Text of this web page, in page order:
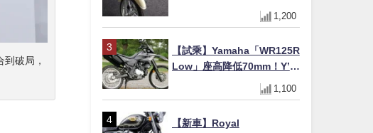
破局，
110【Webike愛車精選】
1,200
【試乘】Yamaha「WR125R
Low」座高降低70mm！Y’s
Gear低座高座墊×低座高連桿
×腳踏著地感大幅改善，越野
1,100
【新車】Royal